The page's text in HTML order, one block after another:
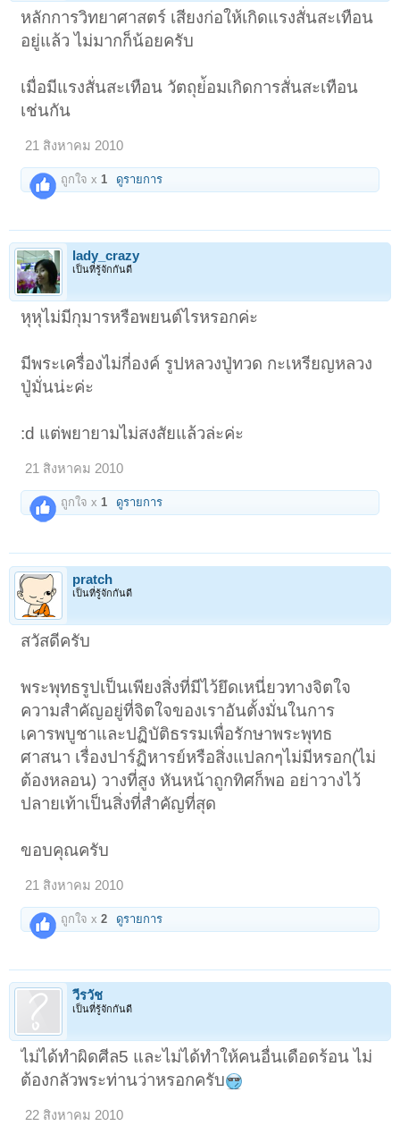
หลักการวิทยาศาสตร์ เสียงก่อให้เกิดแรงสั่นสะเทือน
อยู่แล้ว ไม่มากก็น้อยครับ
เมื่อมีแรงสั่นสะเทือน วัตถุย่้อมเกิดการสั่นสะเทือน
เช่นกัน
21 สิงหาคม 2010
ถูกใจ x 1 ดูรายการ
lady_crazy
เป็นที่รู้จักกันดี
หุหุไม่มีกุมารหรือพยนต์ไรหรอกค่ะ
มีพระเครื่องไม่กี่องค์ รูปหลวงปู่ทวด กะเหรียญหลวง
ปู่มั่นน่ะค่ะ
:d แต่พยายามไม่สงสัยแล้วล่ะค่ะ
21 สิงหาคม 2010
ถูกใจ x1 ดูรายการ
pratch
เป็นที่รู้จักกันดี
สวัสดีครับ
พระพุทธรูปเป็นเพียงสิ่งที่มีไว้ยึดเหนี่ยวทางจิตใจ
ความสำคัญอยู่ที่จิตใจของเราอันตั้งมั่นในการ
เคารพบูชาและปฏิบัติธรรมเพื่อรักษาพระพุทธ
ศาสนา เรื่องปาร์ฏิหารย์หรือสิ่งแปลกๆไม่มีหรอก(ไม่
ต้องหลอน) วางที่สูง หันหน้าถูกทิศก็พอ อย่าวางไว้
ปลายเท้าเป็นสิ่งที่สำคัญที่สุด
ขอบคุณครับ
21 สิงหาคม 2010
ถูกใจ x2 ดูรายการ
วีรวัช
เป็นที่รู้จักกันดี
ไม่ได้ทำผิดศีล5 และไม่ได้ทำให้คนอื่นเดือดร้อน ไม่
ต้องกลัวพระท่านว่าหรอกครับ
22 สิงหาคม 2010